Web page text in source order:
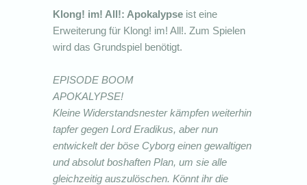
Klong! im! All!: Apokalypse ist eine
Erweiterung für Klong! im! All!. Zum Spielen
wird das Grundspiel benötigt.
EPISODE BOOM
APOKALYPSE!
Kleine Widerstandsnester kämpfen weiterhin
tapfer gegen Lord Eradikus, aber nun
entwickelt der böse Cyborg einen gewaltigen
und absolut boshaften Plan, um sie alle
gleichzeitig auszulöschen. Könnt ihr die